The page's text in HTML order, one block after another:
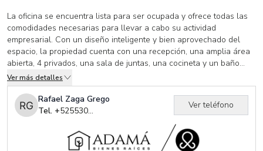
La oficina se encuentra lista para ser ocupada y ofrece todas las
comodidades necesarias para llevar a cabo su actividad
empresarial. Con un diseño inteligente y bien aprovechado del
espacio, la propiedad cuenta con una recepción, una amplia área
abierta, 4 privados, una sala de juntas, una cocineta y un baño
privado. Además, cuenta con 4 lugares de estacionamiento para
mayor comodidad.
La seguridad es una prioridad en esta propiedad, ya que cuenta
con servicio de seguridad las 24 horas del día, brindándole
tranquilidad y protección a usted y a su equipo de trabajo.
Ver más detalles
Rafael Zaga Grego
Tel. +525530479175
Ver teléfono